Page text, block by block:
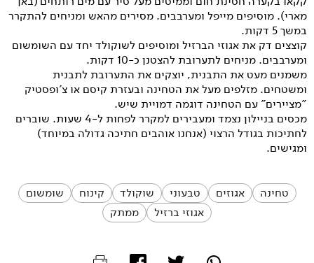
מארי). מוסיפים מייפל ומערבבים. מסירים מהאש ומניחים להתקרר
במשך 5 דקות.
קוצצים דק את אגוזי הברזיל ומוסיפים לשוקולד יחד עם השומשום
ומערבבים. מניחים לתערובת להצטנן כ-10 דקות.
משמנים מעט את התבנית, יוצקים את התערובת לתבנית
ומשטחים. מזלפים מעל את הטחינה ובעזרת קיסם או צ'ופסטיק
"מציירים" עם הטחינה דוגמה דמויית שיש.
מכסים בניילון נצמד ומעבירים למקרר לפחות ל-4 שעות. שוברים
לחתיכות בגודל הרצוי (אנחנו אוהבים חתיכה גדולה במיוחד)
ומגישים.
טחינה אגוזים טבעוני שוקולד קינוח
שומשום
אגוזי ברזיל
ממתק